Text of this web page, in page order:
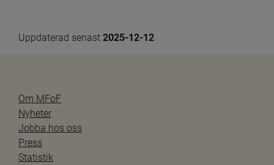
Uppdaterad senast 2025-12-12
Om MFoF
Nyheter
Jobba hos oss
Press
Statistik